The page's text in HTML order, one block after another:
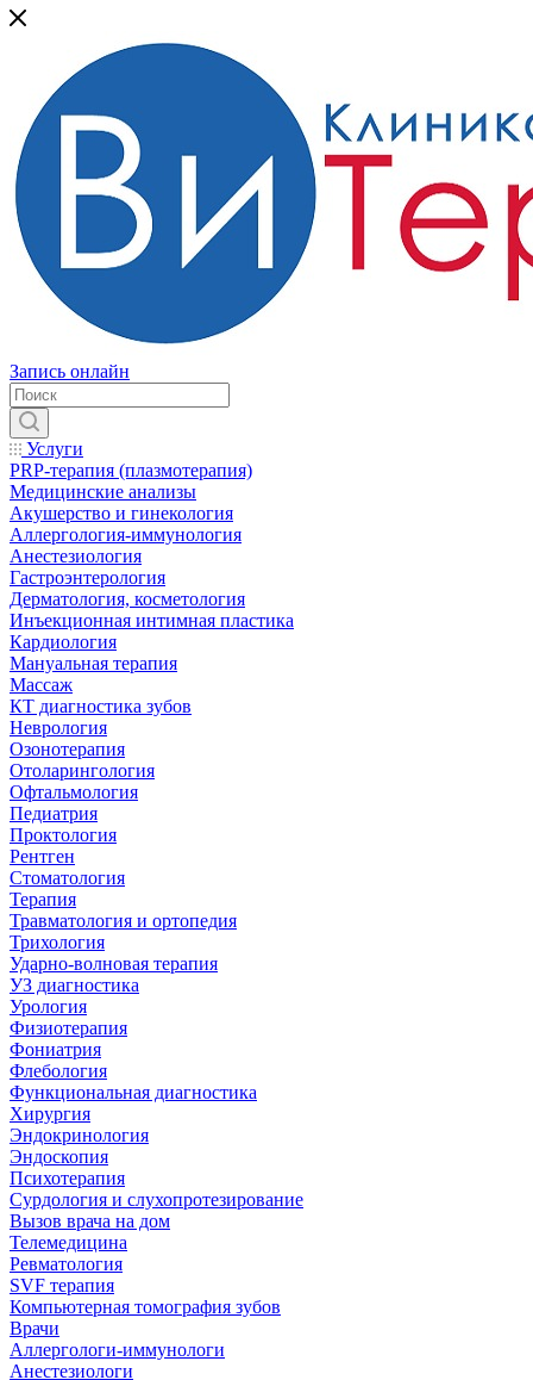
Запись онлайн
Услуги
PRP-терапия (плазмотерапия)
Медицинские анализы
Акушерство и гинекология
Аллергология-иммунология
Анестезиология
Гастроэнтерология
Дерматология, косметология
Инъекционная интимная пластика
Кардиология
Мануальная терапия
Массаж
КТ диагностика зубов
Неврология
Озонотерапия
Отоларингология
Офтальмология
Педиатрия
Проктология
Рентген
Стоматология
Терапия
Травматология и ортопедия
Трихология
Ударно-волновая терапия
УЗ диагностика
Урология
Физиотерапия
Фониатрия
Флебология
Функциональная диагностика
Хирургия
Эндокринология
Эндоскопия
Психотерапия
Сурдология и слухопротезирование
Вызов врача на дом
Телемедицина
Ревматология
SVF терапия
Компьютерная томография зубов
Врачи
Аллергологи-иммунологи
Анестезиологи